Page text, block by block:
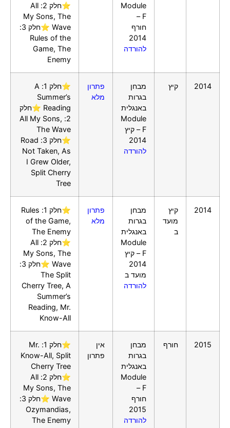
Module
F –
חורף
2014
להורדה
⭐חלק 2: All
My Sons, The
Wave ⭐חלק 3:
Rules of the
Game, The
Enemy
2014 קיץ
מבחן
בגרות
באנגלית
Module
F – קיץ
2014
להורדה
פתרון
מלא
⭐חלק 1: A
Summer’s
Reading ⭐חלק
2: All My Sons,
The Wave
⭐חלק 3: Road
Not Taken, As
I Grew Older,
Split Cherry
Tree
2014
קיץ
מועד
ב
מבחן
בגרות
באנגלית
Module
F – קיץ
2014
מועד ב
להורדה
פתרון
מלא
⭐חלק 1: Rules
of the Game,
The Enemy
⭐חלק 2: All
My Sons, The
Wave ⭐חלק 3:
The Split
Cherry Tree, A
Summer’s
Reading, Mr.
Know-All
2015 חורף
מבחן
בגרות
באנגלית
Module
F –
חורף
2015
להורדה
אין
פתרון
⭐חלק 1: Mr.
Know-All, Split
Cherry Tree
⭐חלק 2: All
My Sons, The
Wave ⭐חלק 3:
Ozymandias,
The Enemy